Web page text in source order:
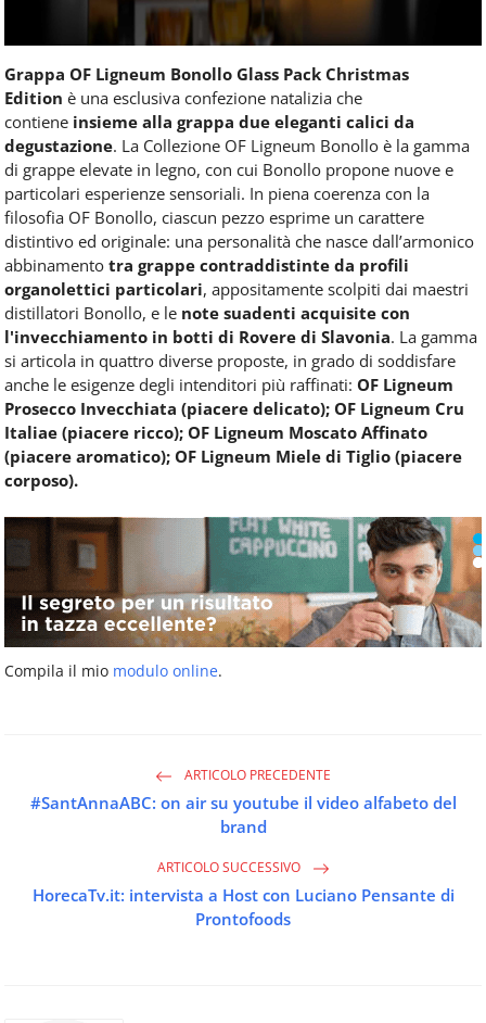
Grappa OF Ligneum Bonollo Glass Pack Christmas
Edition è una esclusiva confezione natalizia che
contiene insieme alla grappa due eleganti calici da
degustazione. La Collezione OF Ligneum Bonollo è la gamma
di grappe elevate in legno, con cui Bonollo propone nuove e
particolari esperienze sensoriali. In piena coerenza con la
filosofia OF Bonollo, ciascun pezzo esprime un carattere
distintivo ed originale: una personalità che nasce dall’armonico
abbinamento tra grappe contraddistinte da profili
organolettici particolari, appositamente scolpiti dai maestri
distillatori Bonollo, e le note suadenti acquisite con
l'invecchiamento in botti di Rovere di Slavonia. La gamma
si articola in quattro diverse proposte, in grado di soddisfare
anche le esigenze degli intenditori più raffinati: OF Ligneum
Prosecco Invecchiata (piacere delicato); OF Ligneum Cru
Italiae (piacere ricco); OF Ligneum Moscato Affinato
(piacere aromatico); OF Ligneum Miele di Tiglio (piacere
corposo).
Compila il mio modulo online.
ARTICOLO PRECEDENTE
#SantAnnaABC: on air su youtube il video alfabeto del
brand
ARTICOLO SUCCESSIVO
HorecaTv.it: intervista a Host con Luciano Pensante di
Prontofoods